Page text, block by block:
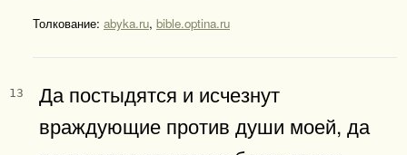
Толкование: abyka.ru, bible.optina.ru
13
Да постыдятся и исчезнут
враждующие против души моей, да